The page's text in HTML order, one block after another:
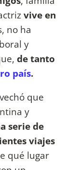
vive en
no ha
y
de tanto
país.
que
y
serie de
viajes
qué lugar